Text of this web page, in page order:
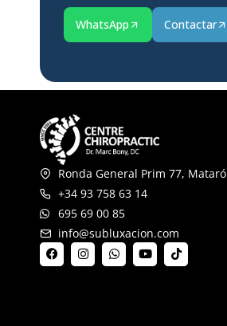
WhatsApp Contactar
Ronda General Prim 77, Mataró
+34 93 758 63 14
695 69 00 85
info@subluxacion.com